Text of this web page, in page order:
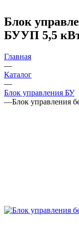
Блок
БУУП 5,5
Главная
—
Каталог
—
Блок управления БУ
—Блок управления